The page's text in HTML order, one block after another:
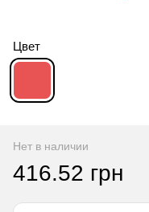
Цвет
Нет в наличии
416.52 грн